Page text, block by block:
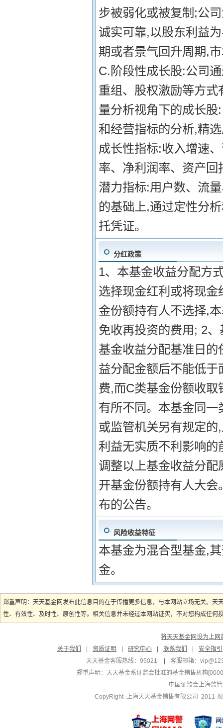
步被弱化或被复制;公
诚实可靠,以股东利益
期或者景气回升周期,
C.阶段性成长股:公司
重组、股权激励等方
量分析视角下的成长
和经营指标的分析,精
成长性指标:收入增速
率、净利润率、资产
潜力指标:用户数、流
的基础上,通过定性分
托凭证。
分红政策
1、本基金收益分配方
选择现金红利或将现
金份额持有人不选择,
免收再投资的费用; 2
基金收益分配基准日
益分配金额后不能低
费,而C类基金份额收
有所不同。本基金同
或监管机关另有规定
利益无实质不利影响
调整以上基金收益分
开基金份额持有人大
布的公告。
风险收益特征
本基金为混合型基金,
金。
郑重声明：天天基金网发布此信息目的在于传播更多信息，与本网站立场无关。
性、有效性、及时性、原创性等。相关信息并未经过本网站证实，不对您构成任
将天天基金网设为上网
关于我们
资质证明 研究中心 联系我们
安全指引
天天基金客服热线：95021
客服邮箱：
郑重声明： 天天基金系证监会批准的基金销售机构
中国证监会上海监
CopyRight 上海天天基金销售有限公司 2011-